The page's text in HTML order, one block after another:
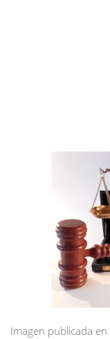
Imagen publicada en